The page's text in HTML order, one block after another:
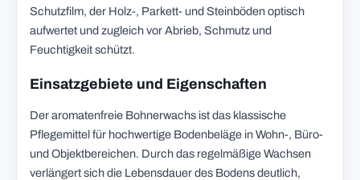
Schutzfilm, der Holz-, Parkett- und Steinböden optisch
aufwertet und zugleich vor Abrieb, Schmutz und
Feuchtigkeit schützt.
Einsatzgebiete und Eigenschaften
Der aromatenfreie Bohnerwachs ist das klassische
Pflegemittel für hochwertige Bodenbeläge in Wohn-, Büro-
und Objektbereichen. Durch das regelmäßige Wachsen
verlängert sich die Lebensdauer des Bodens deutlich,